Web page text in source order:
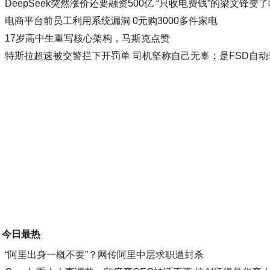
DeepSeek突然涨价还要融资500亿 “只收电费钱”的梁文锋变了
电商平台前员工利用系统漏洞 0元购3000多件家电
17岁高中生重写核心架构，马斯克点赞
特斯拉超速被交警拦下开罚单 司机坚称自己无辜：是FSD自
今日最热
“阿里出身一概不要”？网传阿里中层求职遭封杀